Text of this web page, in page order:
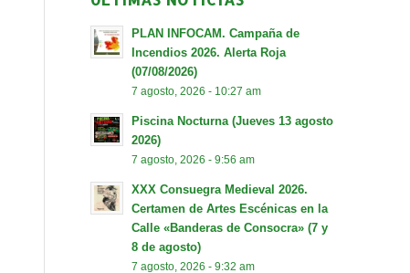
PLAN INFOCAM. Campaña de
Incendios 2026. Alerta Roja
(07/08/2026)
7 agosto, 2026 - 10:27 am
Piscina Nocturna (Jueves 13 agosto
2026)
7 agosto, 2026 - 9:56 am
XXX Consuegra Medieval 2026.
Certamen de Artes Escénicas en la
Calle «Banderas de Consocra» (7 y
8 de agosto)
7 agosto, 2026 - 9:32 am